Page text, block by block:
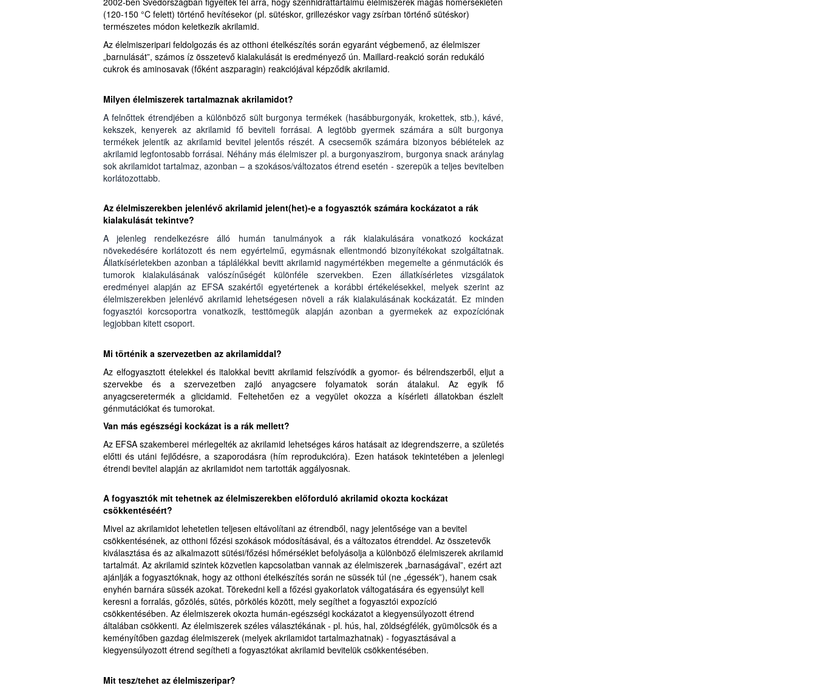
(120-150 °C felett) történő hevítésekor (pl. sütéskor, grillezéskor vagy zsírban történő sütéskor)
természetes módon keletkezik akrilamid.
Az élelmiszeripari feldolgozás és az otthoni ételkészítés során egyaránt végbemenő, az élelmiszer
„barnulását”, számos íz összetevő kialakulását is eredményező ún. Maillard-reakció során redukáló
cukrok és aminosavak (főként aszparagin) reakciójával képződik akrilamid.
Milyen élelmiszerek tartalmaznak akrilamidot?
A felnőttek étrendjében a különböző sült burgonya termékek (hasábburgonyák, krokettek, stb.), kávé,
kekszek, kenyerek az akrilamid fő beviteli forrásai. A legtöbb gyermek számára a sült burgonya
termékek jelentik az akrilamid bevitel jelentős részét. A csecsemők számára bizonyos bébiételek az
akrilamid legfontosabb forrásai. Néhány más élelmiszer pl. a burgonyaszirom, burgonya snack aránylag
sok akrilamidot tartalmaz, azonban – a szokásos/változatos étrend esetén - szerepük a teljes bevitelben
korlátozottabb.
Az élelmiszerekben jelenlévő akrilamid jelent(het)-e a fogyasztók számára kockázatot a rák
kialakulását tekintve?
A jelenleg rendelkezésre álló humán tanulmányok a rák kialakulására vonatkozó kockázat
növekedésére korlátozott és nem egyértelmű, egymásnak ellentmondó bizonyítékokat szolgáltatnak.
Állatkísérletekben azonban a táplálékkal bevitt akrilamid nagymértékben megemelte a génmutációk és
tumorok kialakulásának valószínűségét különféle szervekben. Ezen állatkísérletes vizsgálatok
eredményei alapján az EFSA szakértői egyetértenek a korábbi értékelésekkel, melyek szerint az
élelmiszerekben jelenlévő akrilamid lehetségesen növeli a rák kialakulásának kockázatát. Ez minden
fogyasztói korcsoportra vonatkozik, testtömegük alapján azonban a gyermekek az expozíciónak
legjobban kitett csoport.
Mi történik a szervezetben az akrilamiddal?
Az elfogyasztott ételekkel és italokkal bevitt akrilamid felszívódik a gyomor- és bélrendszerből, eljut a
szervekbe és a szervezetben zajló anyagcsere folyamatok során átalakul. Az egyik fő
anyagcseretermék a glicidamid. Feltehetően ez a vegyület okozza a kísérleti állatokban észlelt
génmutációkat és tumorokat.
Van más egészségi kockázat is a rák mellett?
Az EFSA szakemberei mérlegelték az akrilamid lehetséges káros hatásait az idegrendszerre, a születés
előtti és utáni fejlődésre, a szaporodásra (hím reprodukcióra). Ezen hatások tekintetében a jelenlegi
étrendi bevitel alapján az akrilamidot nem tartották aggályosnak.
A fogyasztók mit tehetnek az élelmiszerekben előforduló akrilamid okozta kockázat
csökkentéséért?
Mivel az akrilamidot lehetetlen teljesen eltávolítani az étrendből, nagy jelentősége van a bevitel
csökkentésének, az otthoni főzési szokások módosításával, és a változatos étrenddel. Az összetevők
kiválasztása és az alkalmazott sütési/főzési hőmérséklet befolyásolja a különböző élelmiszerek akrilamid
tartalmát. Az akrilamid szintek közvetlen kapcsolatban vannak az élelmiszerek „barnaságával”, ezért azt
ajánlják a fogyasztóknak, hogy az otthoni ételkészítés során ne süssék túl (ne „égessék”), hanem csak
enyhén barnára süssék azokat. Törekedni kell a főzési gyakorlatok váltogatására és egyensúlyt kell
keresni a forralás, gőzölés, sütés, pörkölés között, mely segíthet a fogyasztói expozíció
csökkentésében. Az élelmiszerek okozta humán-egészségi kockázatot a kiegyensúlyozott étrend
általában csökkenti. Az élelmiszerek széles választékának - pl. hús, hal, zöldségfélék, gyümölcsök és a
keményítőben gazdag élelmiszerek (melyek akrilamidot tartalmazhatnak) - fogyasztásával a
kiegyensúlyozott étrend segítheti a fogyasztókat akrilamid bevitelük csökkentésében.
Mit tesz/tehet az élelmiszeripar?